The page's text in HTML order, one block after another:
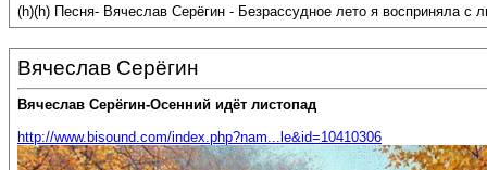
(h)(h) Песня- Вячеслав Серёгин - Безрассудное лето я восприняла
Вячеслав Серёгин
Вячеслав Серёгин-Осенний идёт листопад
http://www.bisound.com/index.php?nam...le&id=10410306